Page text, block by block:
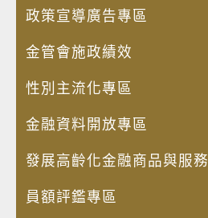
政策宣導廣告專區
金管會施政績效
性別主流化專區
金融資料開放專區
發展高齡化金融商品與服務
員額評鑑專區
揭
露
專
畫專